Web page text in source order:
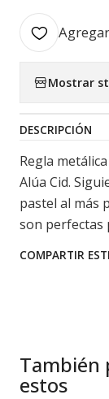
Mostrar
DESCRIPCIÓN
Regla
Alúa Cid.
pastel al más
son perfectas
COMPARTIR
También
estos